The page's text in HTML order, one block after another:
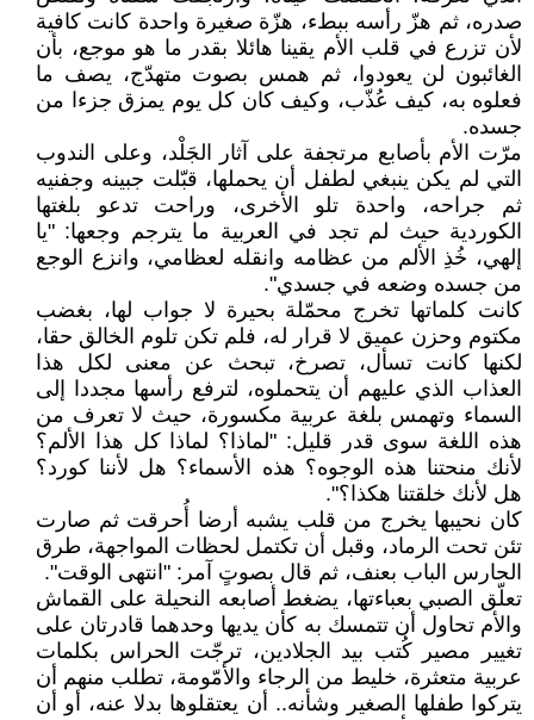
صدره، ثم هزّ رأسه ببطء، هزّة صغيرة واحدة كانت كافية
لأن تزرع في قلب الأم يقينا هائلا بقدر ما هو موجع، بأن
الغائبون لن يعودوا، ثم همس بصوت متهدّج، يصف ما
فعلوه به، كيف عُذّب، وكيف كان كل يوم يمزق جزءا من
جسده.
مرّت الأم بأصابع مرتجفة على آثار الجَلْد، وعلى الندوب
التي لم يكن ينبغي لطفل أن يحملها، قبّلت جبينه وجفنيه
ثم جراحه، واحدة تلو الأخرى، وراحت تدعو بلغتها
الكوردية حيث لم تجد في العربية ما يترجم وجعها: "يا
إلهي، خُذِ الألم من عظامه وانقله لعظامي، وانزع الوجع
من جسده وضعه في جسدي".
كانت كلماتها تخرج محمّلة بحيرة لا جواب لها، بغضب
مكتوم وحزن عميق لا قرار له، فلم تكن تلوم الخالق حقا،
لكنها كانت تسأل، تصرخ، تبحث عن معنى لكل هذا
العذاب الذي عليهم أن يتحملوه، لترفع رأسها مجددا إلى
السماء وتهمس بلغة عربية مكسورة، حيث لا تعرف من
هذه اللغة سوى قدر قليل: "لماذا؟ لماذا كل هذا الألم؟
لأنك منحتنا هذه الوجوه؟ هذه الأسماء؟ هل لأننا كورد؟
هل لأنك خلقتنا هكذا؟".
كان نحيبها يخرج من قلب يشبه أرضا أُحرقت ثم صارت
تئن تحت الرماد، وقبل أن تكتمل لحظات المواجهة، طرق
الحارس الباب بعنف، ثم قال بصوتٍ آمر: "انتهى الوقت".
تعلّق الصبي بعباءتها، يضغط أصابعه النحيلة على القماش
والأم تحاول أن تتمسك به كأن يديها وحدهما قادرتان على
تغيير مصير كُتب بيد الجلادين، ترجّت الحراس بكلمات
عربية متعثرة، خليط من الرجاء والأمّومة، تطلب منهم أن
يتركوا طفلها الصغير وشأنه.. أن يعتقلوها بدلا عنه، أو أن